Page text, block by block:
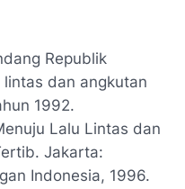
Republik
dan angkutan
1992.
Lalu Lintas dan
Jakarta:
Indonesia, 1996.